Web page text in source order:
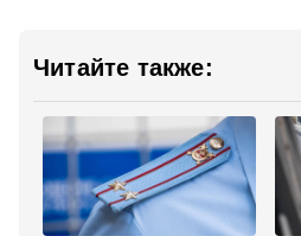
Читайте также: